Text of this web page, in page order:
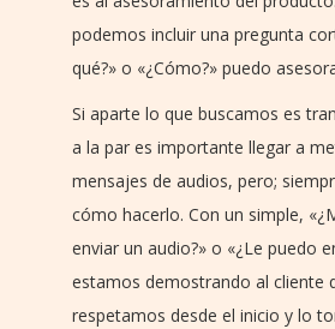
podemos incluir una pregunta
qué?» o «¿Cómo?» puedo
Si aparte lo que buscamos es
a la par es importante llegar a
mensajes de audios, pero;
cómo hacerlo. Con un simple,
enviar un audio?» o «¿Le puedo
estamos demostrando al cliente
respetamos desde el inicio y lo